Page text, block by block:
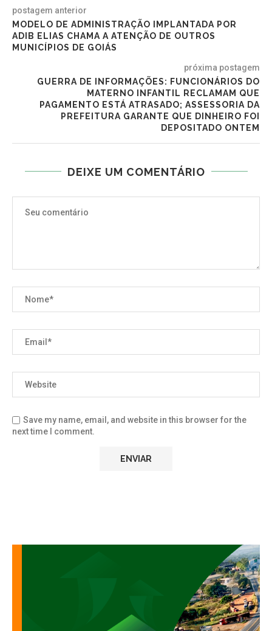
postagem anterior
MODELO DE ADMINISTRAÇÃO IMPLANTADA POR
ADIB ELIAS CHAMA A ATENÇÃO DE OUTROS
MUNICÍPIOS DE GOIÁS
próxima postagem
GUERRA DE INFORMAÇÕES: FUNCIONÁRIOS DO
MATERNO INFANTIL RECLAMAM QUE
PAGAMENTO ESTÁ ATRASADO; ASSESSORIA DA
PREFEITURA GARANTE QUE DINHEIRO FOI
DEPOSITADO ONTEM
DEIXE UM COMENTÁRIO
Save my name, email, and website in this browser for the
next time I comment.